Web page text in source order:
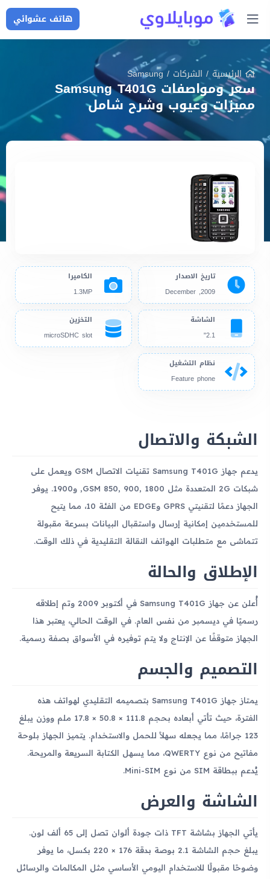
هاتف عشوائي
الرئيسية/ الشركات /
Samsung
سعر ومواصفات Samsung T401G
مميزات وعيوب وشرح شامل
تاريخ الاصدار
2009, December
الكاميرا
1.3MP
الشاشة
2.1"
التخزين
microSDHC slot
نظام التشغيل
Feature phone
الشبكة والاتصال
يدعم جهاز Samsung T401G تقنيات الاتصال GSM ويعمل على
شبكات 2G المتعددة مثل GSM 850, 900, 1800, و1900. يوفر
الجهاز دعمًا لتقنيتي GPRS وEDGE من الفئة 10، مما يتيح
للمستخدمين إمكانية إرسال واستقبال البيانات بسرعة مقبولة
تتماشى مع متطلبات الهواتف النقالة التقليدية في ذلك الوقت.
الإطلاق والحالة
أُعلن عن جهاز Samsung T401G في أكتوبر 2009 وتم إطلاقه
رسميًا في ديسمبر من نفس العام. في الوقت الحالي، يعتبر هذا
الجهاز متوقفًا عن الإنتاج ولا يتم توفيره في الأسواق بصفة رسمية.
التصميم والجسم
يمتاز جهاز Samsung T401G بتصميمه التقليدي لهواتف هذه
الفترة، حيث تأتي أبعاده بحجم 111.8 × 50.8 × 17.8 ملم ووزن يبلغ
123 جرامًا، مما يجعله سهلاً للحمل والاستخدام. يتميز الجهاز بلوحة
مفاتيح من نوع QWERTY، مما يسهل الكتابة السريعة والمريحة.
يُدعم ببطاقة SIM من نوع Mini-SIM.
الشاشة والعرض
يأتي الجهاز بشاشة TFT ذات جودة ألوان تصل إلى 65 ألف لون.
يبلغ حجم الشاشة 2.1 بوصة بدقة 176 × 220 بكسل، ما يوفر
وضوحًا مقبولًا للاستخدام اليومي الأساسي مثل المكالمات والرسائل